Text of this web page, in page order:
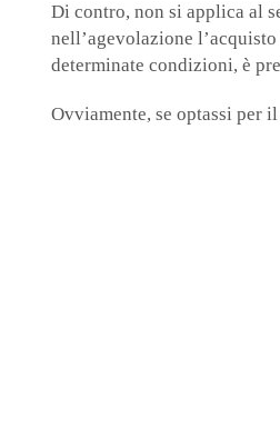
Di contro, non si applica al
nell’agevolazione
determinate condizioni, è
Ovviamente, se optassi per